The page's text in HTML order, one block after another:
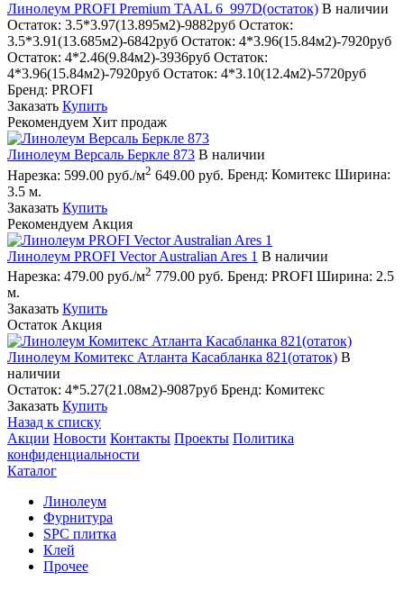
Линолеум PROFI Premium TAAL 6_997D(остаток) В наличии
Остаток: 3.5*3.97(13.895м2)-9882руб Остаток:
3.5*3.91(13.685м2)-6842руб Остаток: 4*3.96(15.84м2)-7920руб
Остаток: 4*2.46(9.84м2)-3936руб Остаток:
4*3.96(15.84м2)-7920руб Остаток: 4*3.10(12.4м2)-5720руб
Бренд: PROFI
Заказать Купить
Рекомендуем Хит продаж
Линолеум Версаль Беркле 873 В наличии
Нарезка: 599.00 руб./м2 649.00 руб. Бренд: Комитекс Ширина:
3.5 м.
Заказать Купить
Рекомендуем Акция
Линолеум PROFI Vector Australian Ares 1 В наличии
Нарезка: 479.00 руб./м2 779.00 руб. Бренд: PROFI Ширина: 2.5
м.
Заказать Купить
Остаток Акция
Линолеум Комитекс Атланта Касабланка 821(отаток) В
наличии
Остаток: 4*5.27(21.08м2)-9087руб Бренд: Комитекс
Заказать Купить
Назад к списку
Акции Новости Контакты Проекты Политика
конфиденциальности
Каталог
Линолеум
Фурнитура
SPC плитка
Клей
Прочее